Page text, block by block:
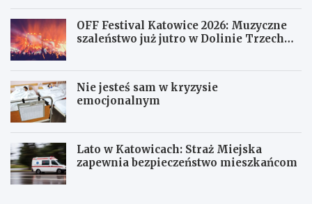
OFF Festival Katowice 2026: Muzyczne
szaleństwo już jutro w Dolinie Trzech
Nie jesteś sam w kryzysie
emocjonalnym
Lato w Katowicach: Straż Miejska
zapewnia bezpieczeństwo mieszkańcom
P
O